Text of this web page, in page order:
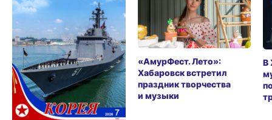
«АмурФест. Лето»:
Хабаровск встретил
праздник творчества
и музыки
В